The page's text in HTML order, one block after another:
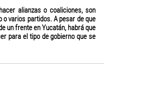
alianzas o coaliciones, son
varios partidos. A pesar de que
un frente en Yucatán, habrá que
para el tipo de gobierno que se